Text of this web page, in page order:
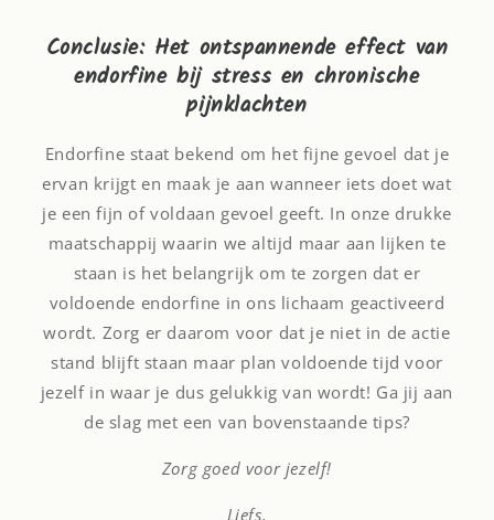
Conclusie: Het ontspannende effect van
endorfine bij stress en chronische
pijnklachten
Endorfine staat bekend om het fijne gevoel dat je
ervan krijgt en maak je aan wanneer iets doet wat
je een fijn of voldaan gevoel geeft. In onze drukke
maatschappij waarin we altijd maar aan lijken te
staan is het belangrijk om te zorgen dat er
voldoende endorfine in ons lichaam geactiveerd
wordt. Zorg er daarom voor dat je niet in de actie
stand blijft staan maar plan voldoende tijd voor
jezelf in waar je dus gelukkig van wordt! Ga jij aan
de slag met een van bovenstaande tips?
Zorg goed voor jezelf!
Liefs,